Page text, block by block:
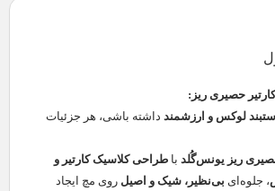
حصیری ریز:
لوکس و ارزشمند داشته باشی، هر جزئیات
ریز یونس‌گُلد با طراحی کلاسیک کارتیر و
، جلوه‌ای بی‌نظیر، شیک و اصیل روی مچ ایجاد